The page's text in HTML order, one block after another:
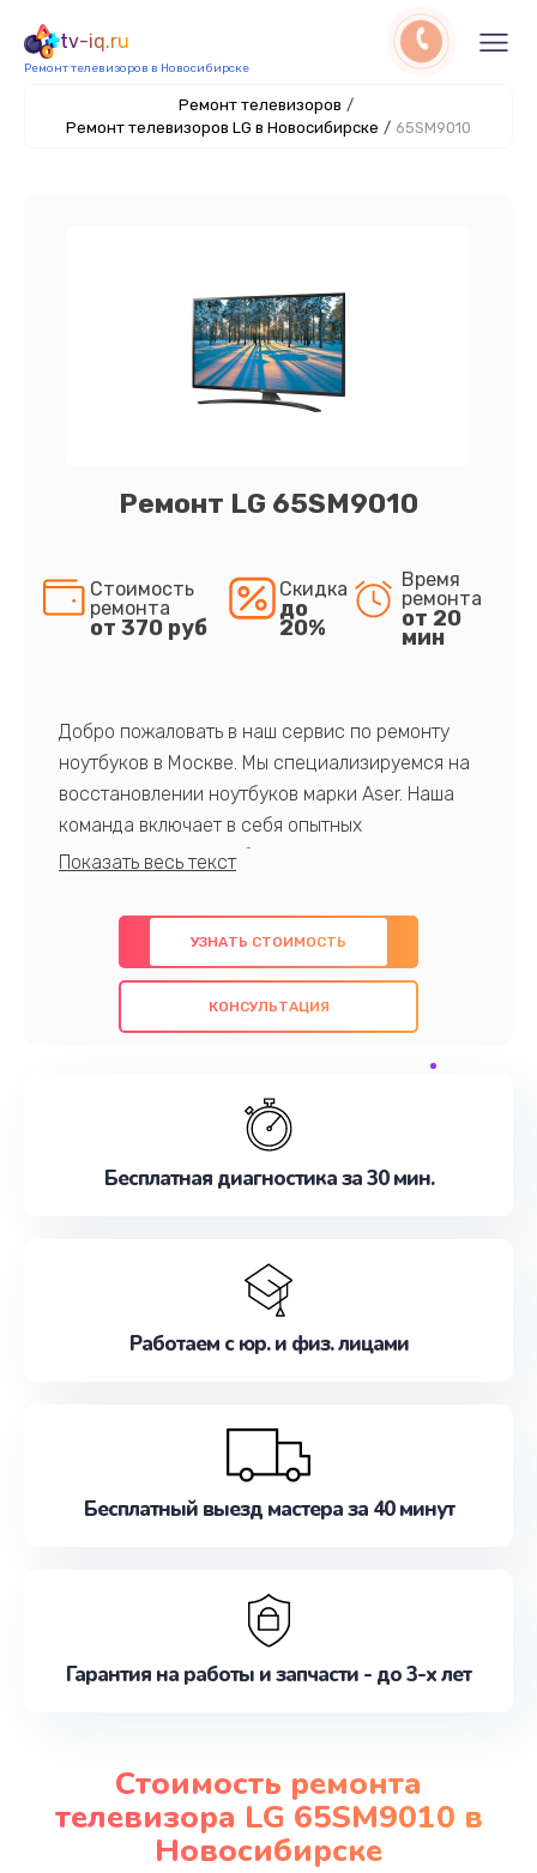
tv-iq.ru
Ремонт телевизоров в Новосибирске
Ремонт телевизоров /
Ремонт телевизоров LG в Новосибирске / 65SM9010
Ремонт LG 65SM9010
Стоимость
ремонта
от 370 руб
Скидка
до
20%
Время
ремонта
от 20
мин
Добро пожаловать в наш сервис по ремонту
ноутбуков в Москве. Мы специализируемся на
восстановлении ноутбуков марки Aser. Наша
команда включает в себя опытных
профессионалов с обширными знаниями и
предлагаем быстрый и качественный ремонт с
использованием оригинальных компонентов, а
также гарантируем качество всех
проведенных работ. Наша цель - предоставить
обслуживание, удовлетворяя их потребности
наилучшим образом. Не медлите записаться на
УЗНАТЬ СТОИМОСТЬ
КОНСУЛЬТАЦИЯ
Бесплатная диагностика за 30 мин.
Работаем с юр. и физ. лицами
Бесплатный выезд мастера за 40 минут
Гарантия на работы и запчасти - до 3-х лет
Стоимость ремонта
телевизора LG 65SM9010 в
Новосибирске